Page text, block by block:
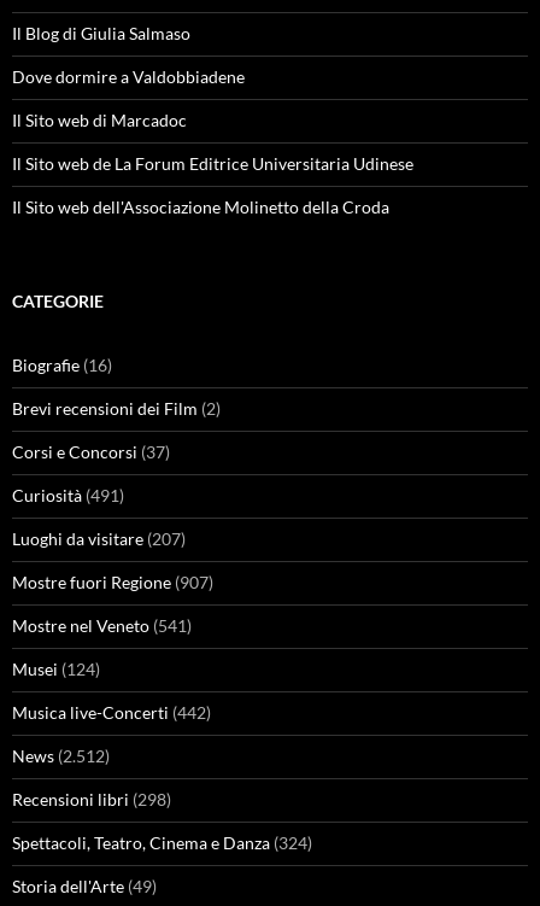
Il Blog di Giulia Salmaso
Dove dormire a Valdobbiadene
Il Sito web di Marcadoc
Il Sito web de La Forum Editrice Universitaria Udinese
Il Sito web dell'Associazione Molinetto della Croda
CATEGORIE
Biografie (16)
Brevi recensioni dei Film (2)
Corsi e Concorsi (37)
Curiosità (491)
Luoghi da visitare (207)
Mostre fuori Regione (907)
Mostre nel Veneto (541)
Musei (124)
Musica live-Concerti (442)
News (2.512)
Recensioni libri (298)
Spettacoli, Teatro, Cinema e Danza (324)
Storia dell'Arte (49)